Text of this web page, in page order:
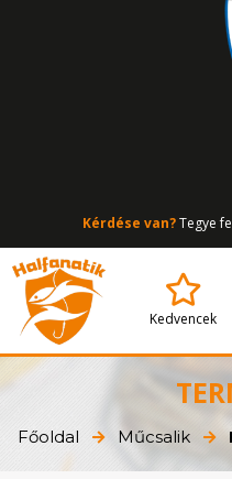
Kérdése van?Tegye
Kedvencek
Főoldal Műcsalik